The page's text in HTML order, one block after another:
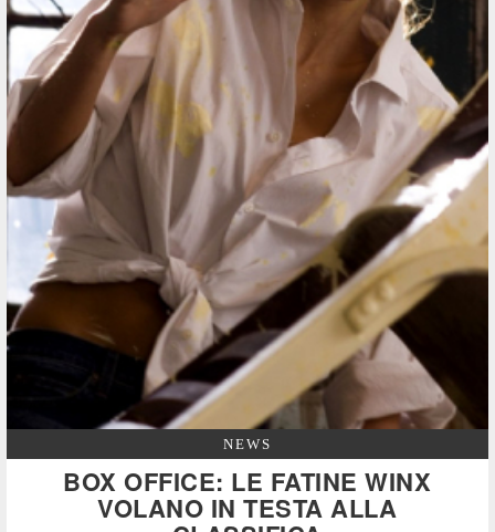
NEWS
BOX OFFICE: LE FATINE WINX
VOLANO IN TESTA ALLA